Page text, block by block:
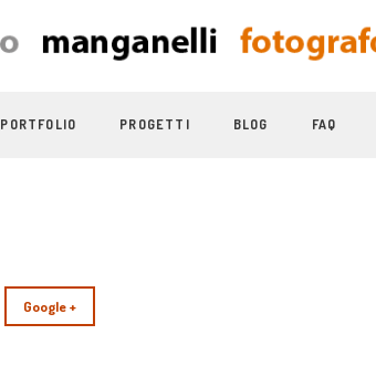
PORTFOLIO PROGETTI BLOG FAQ
Google +